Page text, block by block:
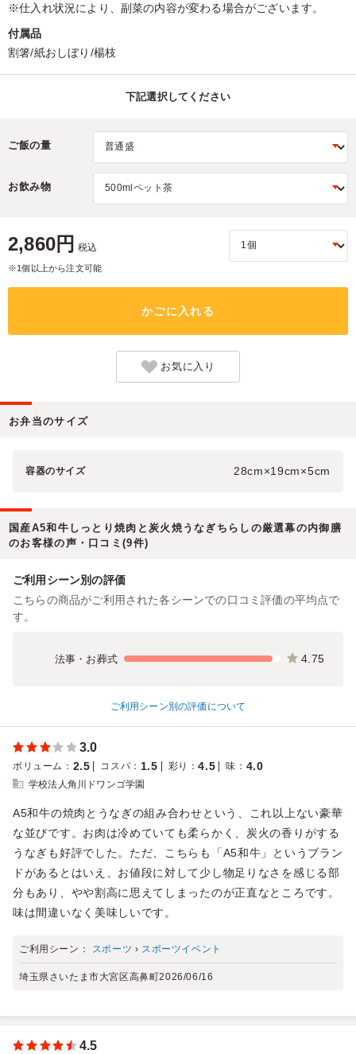
※仕入れ状況により、副菜の内容が変わる場合がございます。
付属品
割箸/紙おしぼり/楊枝
下記選択してください
ご飯の量
お飲み物
2,860円 税込
※1個以上から注文可能
かごに入れる
お気に入り
お弁当のサイズ
容器のサイズ 28cm×19cm×5cm
国産A5和牛しっとり焼肉と炭火焼うなぎちらしの厳選幕の内御膳
のお客様の声・口コミ(9件)
ご利用シーン別の評価
こちらの商品がご利用された各シーンでの口コミ評価の平均点で
す。
法事・お葬式 4.75
ご利用シーン別の評価について
3.0
ボリューム ： 2.5 コスパ ： 1.5 彩り ：4.5 味 ： 4.0
学校法人角川ドワンゴ学園
A5和牛の焼肉とうなぎの組み合わせという、これ以上ない豪華
な並びです。お肉は冷めていても柔らかく、炭火の香りがする
うなぎも好評でした。ただ、こちらも「A5和牛」というブラン
ドがあるとはいえ、お値段に対して少し物足りなさを感じる部
分もあり、やや割高に思えてしまったのが正直なところです。
味は間違いなく美味しいです。
ご利用シーン： スポーツ › スポーツイベント
埼玉県さいたま市大宮区高鼻町2026/06/16
4.5